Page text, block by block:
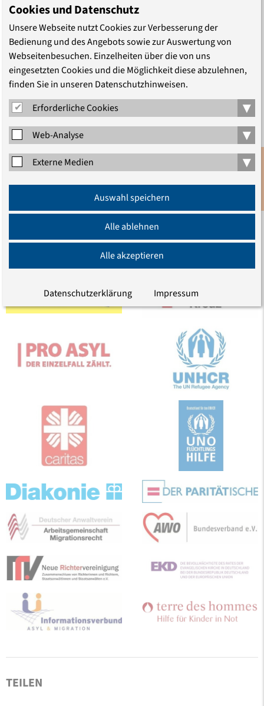
Flüchtlingsschutz unter Druck
epd-Dokumentation zum
Flüchtlingsschutzsymposium 2024
„Es geht nicht um Zahlen, es geht um Menschen, die
hinter den Zahlen stehen.“ In ihrer Eröffnungsrede zum
24. Berliner Symposium zum Flüchtlingsschutz betonte
Friederike Krippner, dass es in den aktuellen Migrations-
wie verhindert werden könne, …
TEILEN
Anmeldung
Cookies und Datenschutz
Unsere Webseite nutzt Cookies zur Verbesserung der
Bedienung und des Angebots sowie zur Auswertung von
Webseitenbesuchen. Einzelheiten über die von uns
eingesetzten Cookies und die Möglichkeit diese abzulehnen,
finden Sie in unseren Datenschutzhinweisen.
Erforderliche Cookies
▾
Web-Analyse ▾
Externe Medien ▾
Auswahl speichern
Alle ablehnen
Alle akzeptieren
Datenschutzerklärung Impressum